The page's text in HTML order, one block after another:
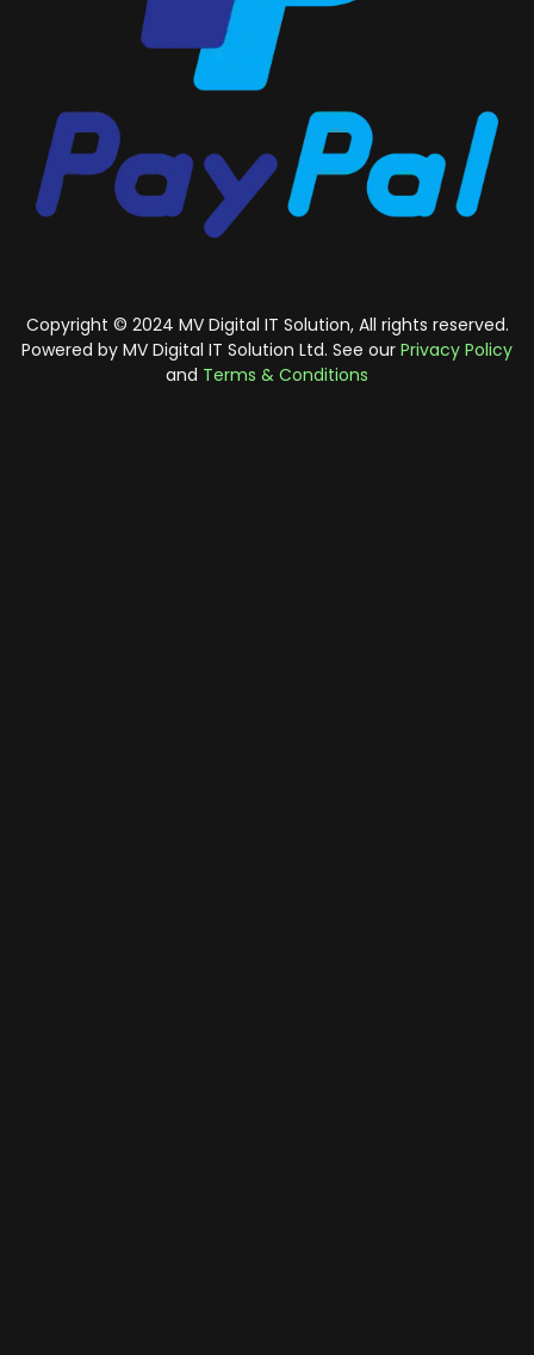
Copyright © 2024 MV Digital IT Solution, All rights reserved.
Powered by MV Digital IT Solution Ltd. See our Privacy Policy
and Terms & Conditions